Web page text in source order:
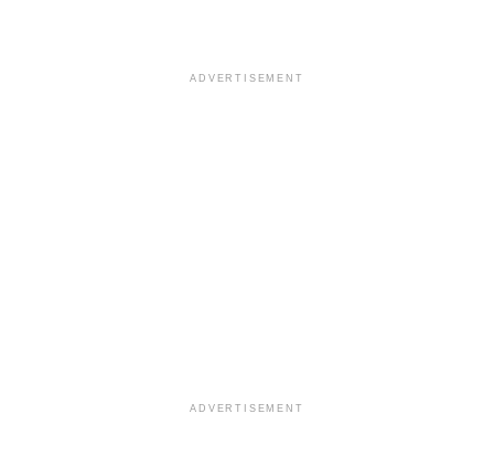
ADVERTISEMENT
ADVERTISEMENT